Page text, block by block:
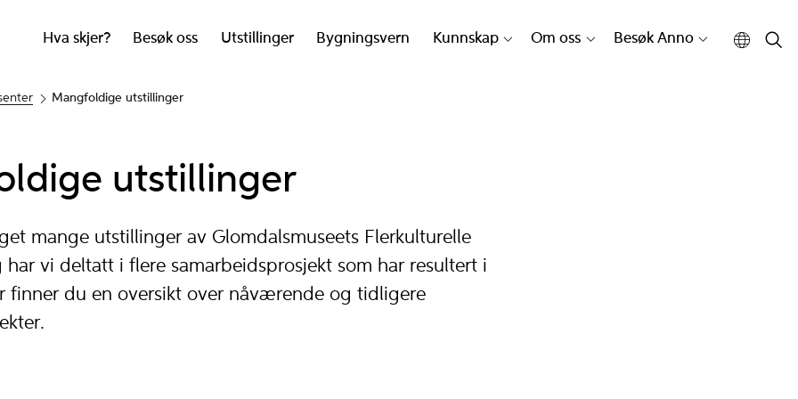
Hva skjer? Besøk oss Utstillinger Bygningsvern Kunnskap Om oss Besøk Anno
Mangfoldige utstillinger
utstillinger
mange utstillinger av Glomdalsmuseets Flerkulturelle
har vi deltatt i flere samarbeidsprosjekt som har resultert i
finner du en oversikt over nåværende og tidligere